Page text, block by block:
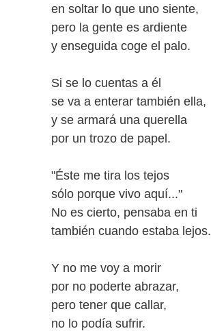
en soltar lo que uno siente,
pero la gente es ardiente
y enseguida coge el palo.
Si se lo cuentas a él
se va a enterar también ella,
y se armará una querella
por un trozo de papel.
"Éste me tira los tejos
sólo porque vivo aquí..."
No es cierto, pensaba en ti
también cuando estaba lejos.
Y no me voy a morir
por no poderte abrazar,
pero tener que callar,
no lo podía sufrir.